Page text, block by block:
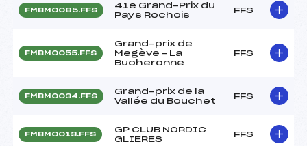
FMBM0085.FFS
41e Grand-Prix du
Pays Rochois
FFS
FMBM0055.FFS
Grand-prix de
Megève – La
Bucheronne
FFS
FMBM0034.FFS
Grand-prix de la
Vallée du Bouchet
FFS
FMBM0013.FFS
GP CLUB NORDIC
GLIERES
FFS